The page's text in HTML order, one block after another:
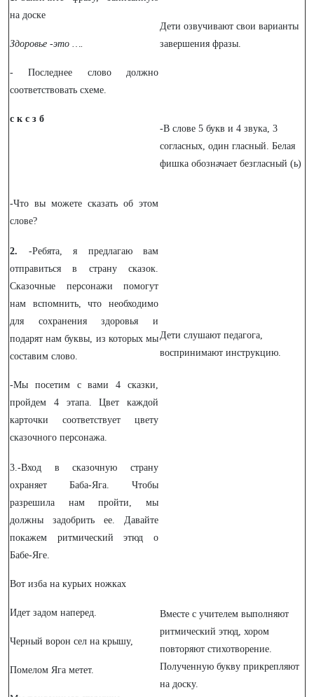
на доске
Здоровье -это ….
- Последнее слово должно
соответствовать схеме.
с к с з б
-Что вы можете сказать об этом
слове?
Дети озвучивают свои варианты
завершения фразы.
-В слове 5 букв и 4 звука, 3
согласных, один гласный. Белая
фишка обозначает безгласный (ь)
2. -Ребята, я предлагаю вам
отправиться в страну сказок.
Сказочные персонажи помогут
нам вспомнить, что необходимо
для сохранения здоровья и
подарят нам буквы, из которых мы
составим слово.
-Мы посетим с вами 4 сказки,
пройдем 4 этапа. Цвет каждой
карточки соответствует цвету
сказочного персонажа.
Дети слушают педагога,
воспринимают инструкцию.
3.-Вход в сказочную страну
охраняет Баба-Яга. Чтобы
разрешила нам пройти, мы
должны задобрить ее. Давайте
покажем ритмический этюд о
Бабе-Яге.
Вот изба на курьих ножках
Идет задом наперед.
Черный ворон сел на крышу,
Помелом Яга метет.
Вместе с учителем выполняют
ритмический этюд, хором
повторяют стихотворение.
Полученную букву прикрепляют
на доску.